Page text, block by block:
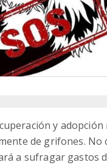
y
de grifones.
a sufragar gastos